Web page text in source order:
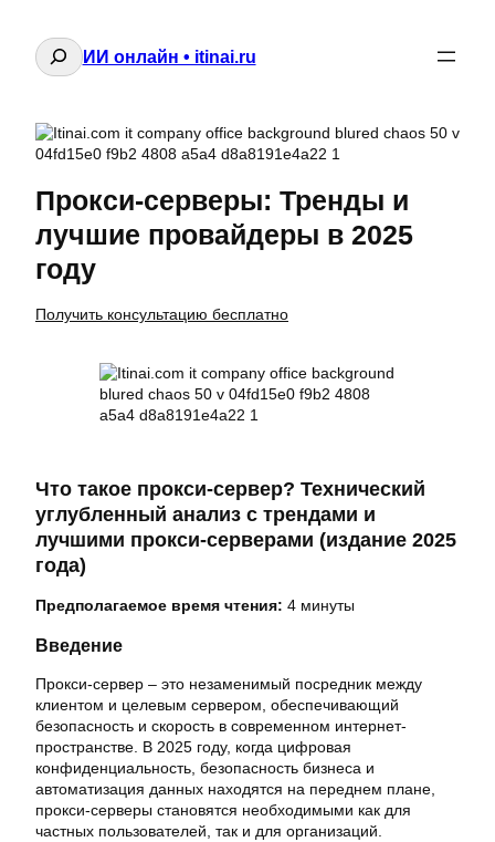
Поиск
ИИ онлайн • itinai.ru
Прокси-серверы: Тренды и
лучшие провайдеры в 2025
году
Получить консультацию бесплатно
Что такое прокси-сервер? Технический
углубленный анализ с трендами и
лучшими прокси-серверами (издание 2025
года)
Предполагаемое время чтения: 4 минуты
Введение
Прокси-сервер – это незаменимый посредник между
клиентом и целевым сервером, обеспечивающий
безопасность и скорость в современном интернет-
пространстве. В 2025 году, когда цифровая
конфиденциальность, безопасность бизнеса и
автоматизация данных находятся на переднем плане,
прокси-серверы становятся необходимыми как для
частных пользователей, так и для организаций.